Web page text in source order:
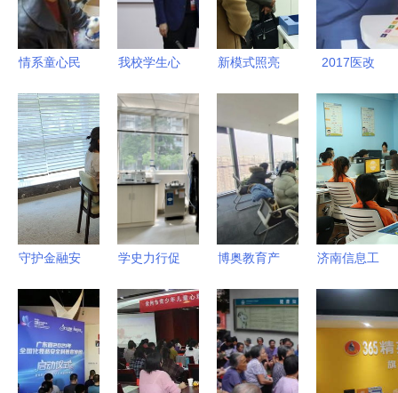
实
安居乐业
设
情系童心民
心家园 普
陀“青椒”四
季志愿行举
办教育咨询
与爱心义卖
专场
我校学生心
医教结合项
目签约暨心
理健康教育
与咨询中心
揭牌仪式隆
重举行
新模式照亮
调研萧山区
浦阳江卫星
班工作
2017医改
育咨询助力
省与补助增
加
守护金融安
民生活——
太平人寿深
圳分公司深
学史力行促
服务显成效
党史学习教
育引领教育
博奥教育产
基地 二十
年品牌积
淀，锻造卓
济南信息工
工厂专班举
办心理健康